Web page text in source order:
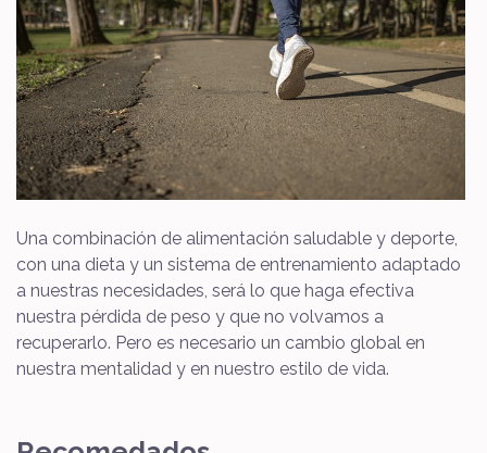
Una combinación de alimentación saludable y deporte,
con una dieta y un sistema de entrenamiento adaptado
a nuestras necesidades, será lo que haga efectiva
nuestra pérdida de peso y que no volvamos a
recuperarlo. Pero es necesario un cambio global en
nuestra mentalidad y en nuestro estilo de vida.